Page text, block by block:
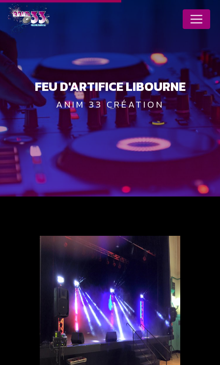
FEU D'ARTIFICE LIBOURNE
ANIM 33 CRÉATION
Panneau de gestion des cookies